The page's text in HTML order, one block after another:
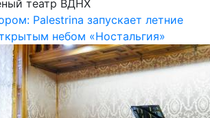
театр ВДНХ
Palestrina запускает летние
небом «Ностальгия»